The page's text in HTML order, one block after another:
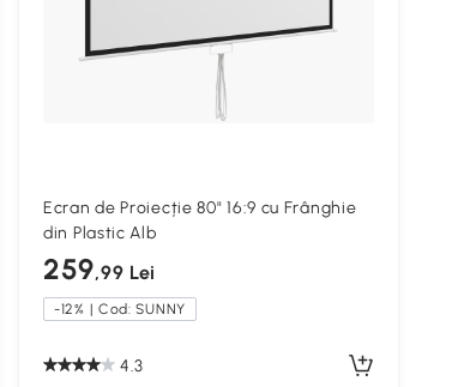
Ecran de Proiecție 80" 16:9 cu Frânghie
din Plastic Alb
259,99 Lei
-12% | Cod: SUNNY
4.3